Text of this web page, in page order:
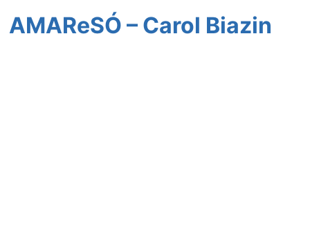
AMAReSÓ – Carol Biazin